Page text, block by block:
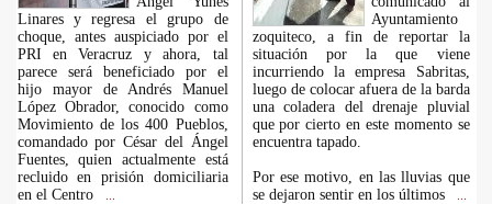
Linares y regresa el grupo de
choque, antes auspiciado por el
PRI en Veracruz y ahora, tal
parece será beneficiado por el
hijo mayor de Andrés Manuel
López Obrador, conocido como
Movimiento de los 400 Pueblos,
comandado por César del Ángel
Fuentes, quien actualmente está
recluido en prisión domiciliaria
en el Centro
Ayuntamiento
zoquiteco, a fin de reportar la
situación por la que viene
incurriendo la empresa Sabritas,
luego de colocar afuera de la barda
una coladera del drenaje pluvial
que por cierto en este momento se
encuentra tapado.
Por ese motivo, en las lluvias que
se dejaron sentir en los últimos